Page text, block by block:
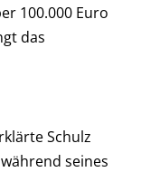
100.000 Euro
das
Schulz
seines